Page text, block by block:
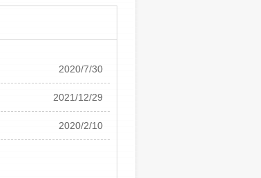
2020/7/30
2021/12/29
2020/2/10